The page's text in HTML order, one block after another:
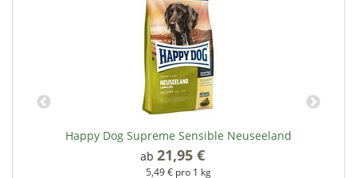
Happy Dog Supreme Sensible Neuseeland
ab 21,95 €
5,49 € pro 1 kg